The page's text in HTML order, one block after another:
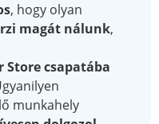
, hogy olyan
magát nálunk,
Store csapatába
munkahely